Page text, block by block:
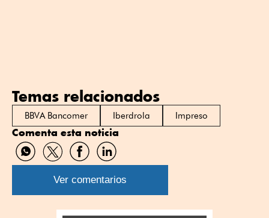
Temas relacionados
BBVA Bancomer Iberdrola Impreso
Comenta esta noticia
Compartir
por
WhatsApp
Compartir
por
Twitter
Compartir
por
Facebook
Compartir
por
Linkedin
Ver comentarios